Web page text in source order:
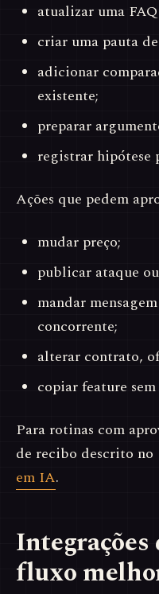
atualizar uma
criar uma pauta
adicionar
existente;
preparar
registrar hipótese
Ações que pedem
mudar preço;
publicar ataque
mandar
concorrente;
alterar contrato,
copiar feature
Para rotinas com
de recibo descrito no
em IA.
fluxo